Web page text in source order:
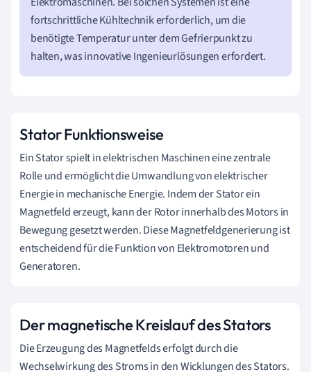
fortschrittliche Kühltechnik erforderlich, um die
benötigte Temperatur unter dem Gefrierpunkt zu
halten, was innovative Ingenieurlösungen erfordert.
Stator Funktionsweise
Ein Stator spielt in elektrischen Maschinen eine zentrale
Rolle und ermöglicht die Umwandlung von elektrischer
Energie in mechanische Energie. Indem der Stator ein
Magnetfeld erzeugt, kann der Rotor innerhalb des Motors in
Bewegung gesetzt werden. Diese Magnetfeldgenerierung ist
entscheidend für die Funktion von Elektromotoren und
Generatoren.
Der magnetische Kreislauf des Stators
Die Erzeugung des Magnetfelds erfolgt durch die
Wechselwirkung des Stroms in den Wicklungen des Stators.